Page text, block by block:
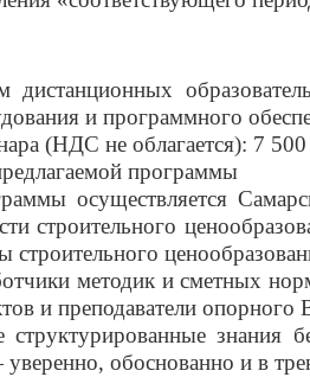
и программного
(НДС не облагается): 7 500
программы
осуществляется
строительного
строительного
методик и сметных
и преподаватели опорного
знания
обоснованно и в